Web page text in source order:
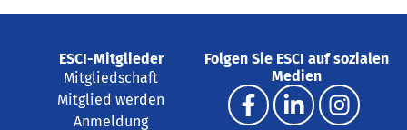
ESCI-Mitglieder
Mitgliedschaft
Mitglied werden
Anmeldung
Folgen Sie ESCI auf sozialen
Medien